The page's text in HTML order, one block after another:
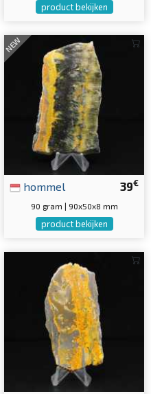
product bekijken
NEW
39€
hommel
90 gram | 90x50x8 mm
product bekijken